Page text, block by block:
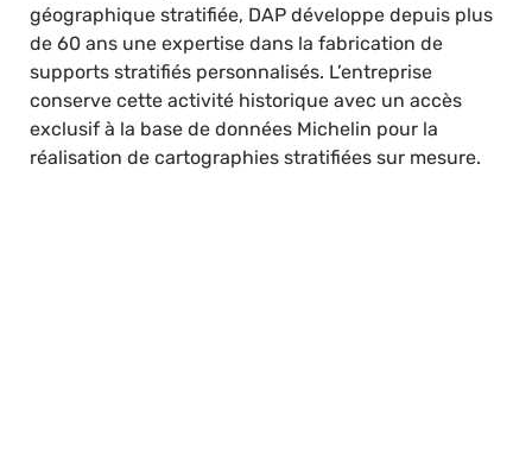
géographique stratifiée, DAP développe depuis plus
de 60 ans une expertise dans la fabrication de
supports stratifiés personnalisés. L’entreprise
conserve cette activité historique avec un accès
exclusif à la base de données Michelin pour la
réalisation de cartographies stratifiées sur mesure.